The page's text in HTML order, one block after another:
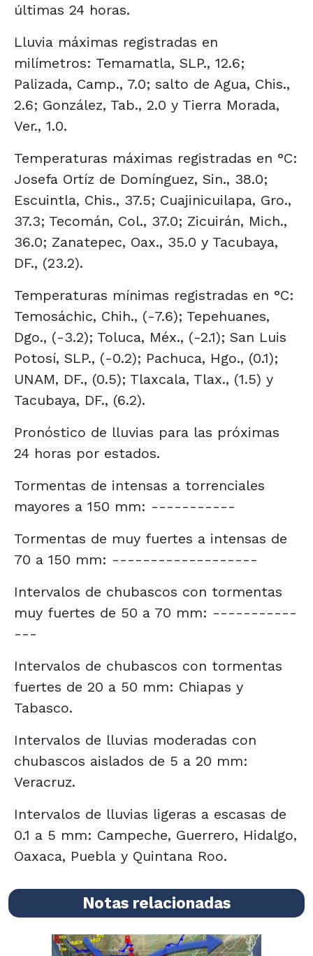
últimas 24 horas.
Lluvia máximas registradas en
milímetros: Temamatla, SLP., 12.6;
Palizada, Camp., 7.0; salto de Agua, Chis.,
2.6; González, Tab., 2.0 y Tierra Morada,
Ver., 1.0.
Temperaturas máximas registradas en °C:
Josefa Ortíz de Domínguez, Sin., 38.0;
Escuintla, Chis., 37.5; Cuajinicuilapa, Gro.,
37.3; Tecomán, Col., 37.0; Zicuirán, Mich.,
36.0; Zanatepec, Oax., 35.0 y Tacubaya,
DF., (23.2).
Temperaturas mínimas registradas en °C:
Temosáchic, Chih., (-7.6); Tepehuanes,
Dgo., (-3.2); Toluca, Méx., (-2.1); San Luis
Potosí, SLP., (-0.2); Pachuca, Hgo., (0.1);
UNAM, DF., (0.5); Tlaxcala, Tlax., (1.5) y
Tacubaya, DF., (6.2).
Pronóstico de lluvias para las próximas
24 horas por estados.
Tormentas de intensas a torrenciales
mayores a 150 mm: -----------
Tormentas de muy fuertes a intensas de
70 a 150 mm: -------------------
Intervalos de chubascos con tormentas
muy fuertes de 50 a 70 mm: -----------
---
Intervalos de chubascos con tormentas
fuertes de 20 a 50 mm: Chiapas y
Tabasco.
Intervalos de lluvias moderadas con
chubascos aislados de 5 a 20 mm:
Veracruz.
Intervalos de lluvias ligeras a escasas de
0.1 a 5 mm: Campeche, Guerrero, Hidalgo,
Oaxaca, Puebla y Quintana Roo.
Notas relacionadas